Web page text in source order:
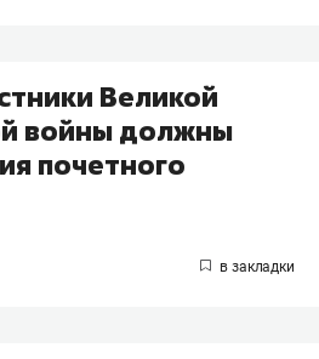
Великой
войны должны
почетного